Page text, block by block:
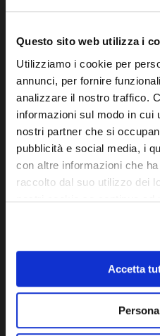
Questo sito web utilizza i
Utilizziamo i cookie per
annunci, per fornire
analizzare il nostro traffico.
informazioni sul modo in cui
nostri partner che si
pubblicità e social media, i
con altre informazioni che
raccolto dal suo utilizzo dei
nostri cookie se continua ad
Accetta
particolarmente
Limiti: Non sono
l’uso con schermi
filtro polarizzato
schermo difficile
adatte in situazioni
come nelle
sole e nuvole.
3. Lenti
Beneficio
scuriscono
del sole e tornano
ambienti chiusi.
Ideale per: Chi
da ambienti chiusi